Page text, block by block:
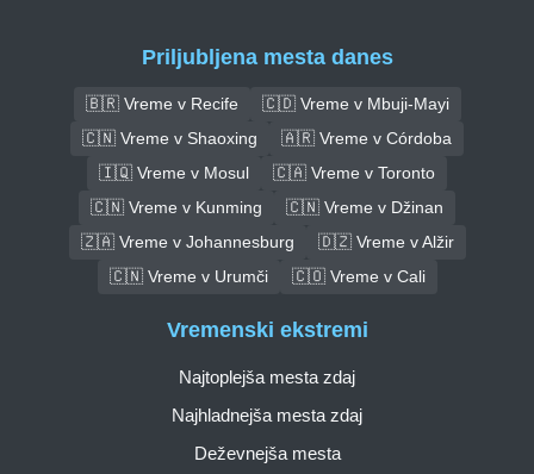
Priljubljena mesta danes
🇧🇷 Vreme v Recife
🇨🇩 Vreme v Mbuji-Mayi
🇨🇳 Vreme v Shaoxing
🇦🇷 Vreme v Córdoba
🇮🇶 Vreme v Mosul
🇨🇦 Vreme v Toronto
🇨🇳 Vreme v Kunming
🇨🇳 Vreme v Džinan
🇿🇦 Vreme v Johannesburg
🇩🇿 Vreme v Alžir
🇨🇳 Vreme v Urumči
🇨🇴 Vreme v Cali
Vremenski ekstremi
Najtoplejša mesta zdaj
Najhladnejša mesta zdaj
Deževnejša mesta